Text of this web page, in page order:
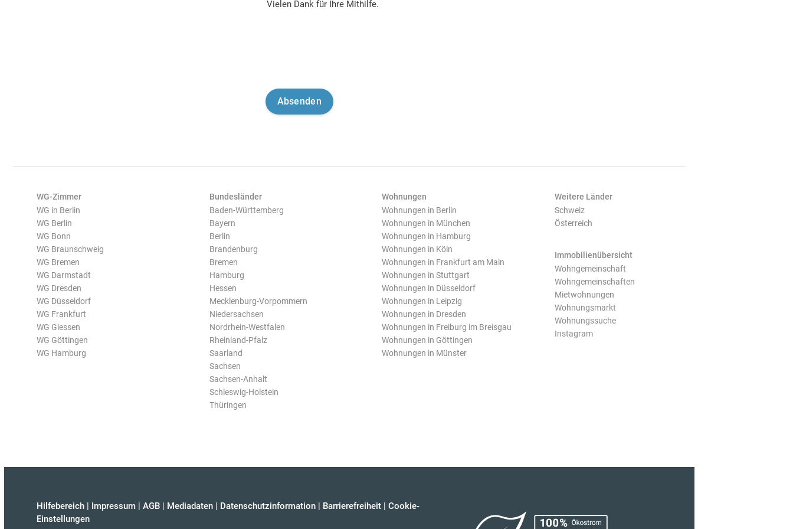
Vielen Dank für Ihre Mithilfe.
WG-Zimmer
WG in Berlin
WG Berlin
WG Bonn
WG Braunschweig
WG Bremen
WG Darmstadt
WG Dresden
WG Düsseldorf
WG Frankfurt
WG Giessen
WG Göttingen
WG Hamburg
Bundesländer
Baden-Württemberg
Bayern
Berlin
Brandenburg
Bremen
Hamburg
Hessen
Mecklenburg-Vorpommern
Niedersachsen
Nordrhein-Westfalen
Rheinland-Pfalz
Saarland
Sachsen
Sachsen-Anhalt
Schleswig-Holstein
Thüringen
Wohnungen
Wohnungen in Berlin
Wohnungen in München
Wohnungen in Hamburg
Wohnungen in Köln
Wohnungen in Frankfurt am Main
Wohnungen in Stuttgart
Wohnungen in Düsseldorf
Wohnungen in Leipzig
Wohnungen in Dresden
Wohnungen in Freiburg im Breisgau
Wohnungen in Göttingen
Wohnungen in Münster
Weitere Länder
Schweiz
Österreich
Immobilienübersicht
Wohngemeinschaft
Wohngemeinschaften
Mietwohnungen
Wohnungsmarkt
Wohnungssuche
Instagram
Hilfebereich | Impressum | AGB | Mediadaten | Datenschutzinformation | Barrierefreiheit | Cookie-
Einstellungen